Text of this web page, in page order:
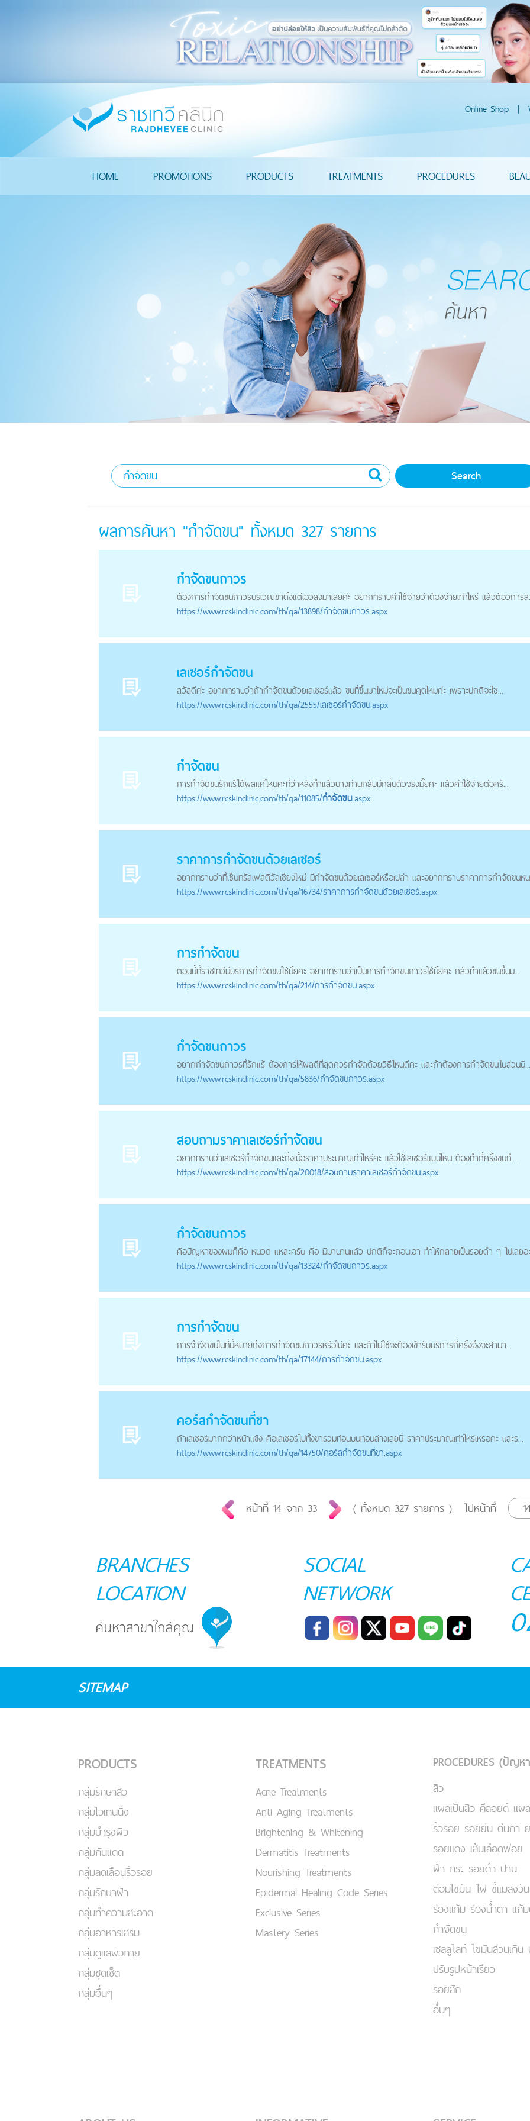
Online Shop |
HOME PROMOTIONS PRODUCTS TREATMENTS PROCEDURES
ผลการค้นหา "กำจัดขน" ทั้งหมด 327 รายการ
กำจัดขนถาวร
ต้องการกำจัดขนถาวรบริเวณขาตั้งแต่เอวลงมาเลยค่ะ อยากทราบค่าใช้จ่ายว่าต้องจ่ายเท่าไหร่ แล้วต้อวการล
https://www.rcskinclinic.com/th/qa/13898/กำจัดขนถาวร.aspx
เลเซอร์กำจัดขน
สวัสดีค่ะ อยากทราบว่าถ้ากำจัดขนด้วยเลเซอร์แล้ว ขนที่ขึ้นมาใหม่จะเป็นขนคุดไหมค่ะ เพราะปกติจะใช...
https://www.rcskinclinic.com/th/qa/2555/เลเซอร์กำจัดขน.aspx
กำจัดขน
การกำจัดขนรักแร้ได้ผลแค่ไหนคะที่ว่าหลังทำแล้วบางท่านกลับมีกลิ่นตัวจริงมั๊ยคะ แล้วค่าใช้จ่ายต่อครั...
https://www.rcskinclinic.com/th/qa/11085/กำจัดขน.aspx
ราคาการกำจัดขนด้วยเลเซอร์
อยากทราบว่าที่เซ็นทรัลเฟสติวัลเชียงใหม่ มีกำจัดขนด้วยเลเซอร์หรือเปล่า และอยากทราบราคาการกำจัดขนห
https://www.rcskinclinic.com/th/qa/16734/ราคาการกำจัดขนด้วยเลเซอร์.aspx
การกำจัดขน
ตอนนี้ที่ราชเทวีมีบริการกำจัดขนใช่มั้ยคะ อยากทราบว่าเป็นการกำจัดขนถาวรใช่มั้ยคะ กลัวทำแล้วขนขึ้นม...
https://www.rcskinclinic.com/th/qa/214/การกำจัดขน.aspx
กำจัดขนถาวร
อยากกำจัดขนถาวรที่รักแร้ ต้องการให้ผลดีที่สุดควรกำจัดด้วยวิธีไหนดีคะ และถ้าต้องการกำจัดขนในส่วนบิ...
https://www.rcskinclinic.com/th/qa/5836/กำจัดขนถาวร.aspx
สอบถามราคาเลเซอร์กำจัดขน
อยากทราบว่าเลเซอร์กำจัดขนและติ่งเนื้อราคาประมาณเท่าไหร่คะ แล้วใช้เลเซอร์แบบไหน ต้องทำกี่ครั้งขนถึ...
https://www.rcskinclinic.com/th/qa/20018/สอบถามราคาเลเซอร์กำจัดขน.aspx
กำจัดขนถาวร
คือปัญหาของผมก็คือ หนวด แหละครับ คือ มีมานานแล้ว ปกติก็จะถอนเอา ทำให้กลายเป็นรอยดำ ๆ ไปเลยอ
https://www.rcskinclinic.com/th/qa/13324/กำจัดขนถาวร.aspx
การกำจัดขน
การจำจัดขนในที่นี้หมายถึงการกำจัดขนถาวรหรือไม่คะ และถ้าไม่ใช่จะต้องเข้ารับบริการกี่ครั้งจึงจะสามา...
https://www.rcskinclinic.com/th/qa/17144/การกำจัดขน.aspx
คอร์สกำจัดขนที่ขา
ถ้าเลเซอร์มากกว่าหน้าแข้ง คือเลเซอร์ไปทั้งขารวมท่อนบนท่อนล่างเลยนี่ ราคาประมาณเท่าไหร่เหรอคะ และร...
https://www.rcskinclinic.com/th/qa/14750/คอร์สกำจัดขนที่ขา.aspx
หน้าที่ 14จาก 33 ( ทั้งหมด 327รายการ ) ไปหน้าที่
BRANCHES
LOCATION
SOCIAL
NETWORK
SITEMAP
PRODUCTS
กลุ่มรักษาสิว
กลุ่มไวเทนนิ่ง
กลุ่มบำรุงผิว
กลุ่มกันแดด
กลุ่มลดเลือนริ้วรอย
กลุ่มรักษาฝ้า
กลุ่มทำความสะอาด
กลุ่มอาหารเสริม
กลุ่มดูแลผิวกาย
กลุ่มชุดเซ็ต
กลุ่มอื่นๆ
TREATMENTS
Acne Treatments
Anti Aging Treatments
Brightening & Whitening
Dermatitis Treatments
Nourishing Treatments
Epidermal Healing Code Series
Exclusive Series
Mastery Series
PROCEDURES (ปัญห
สิว
แผลเป็นสิว คีลอยด์ แผ
ริ้วรอย รอยย่น ตีนกา
รอยแดง เส้นเลือดฟอย
ฝ้า กระ รอยดำ ปาน
ต่อมไขมัน ไฝ ขี้แมลงวั
ร่องแก้ม ร่องน้ำตา แก้
กำจัดขน
เชลลูไลท์ ไขมันส่วนเกิน
ปรับรูปหน้าเรียว
รอยสัก
อื่นๆ